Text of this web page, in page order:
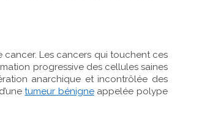
cancer. Les cancers qui touchent ces
progressive des cellules saines
anarchique et incontrôlée des
tumeur bénigneappelée polype